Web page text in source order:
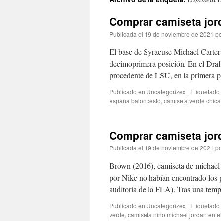
contenido
Comprar camiseta
Publicada el 19 de noviembre de 2021
El base de Syracuse Michael
decimoprimera posición. En el
procedente de LSU, en la primera
Publicado en Uncategorized | Etiquetado
españa baloncesto, camiseta verde
Comprar camiseta
Publicada el 19 de noviembre de 2021
Brown (2016), camiseta de
por Nike no habían encontrado los
auditoría de la FLA). Tras una
Publicado en Uncategorized | Etiquetado
verde, camiseta niño michael jordan en